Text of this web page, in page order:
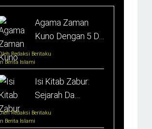
Agama Zaman
Kuno Dengan 5 D…
Redaksi Beritaku
Berita Islami
Isi Kitab Zabur:
Sejarah Da…
Redaksi Beritaku
Berita Islami